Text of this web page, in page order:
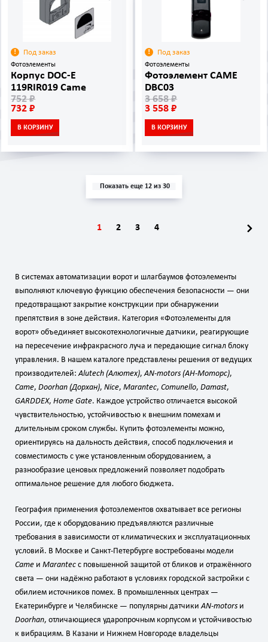
Под заказ
Фотоэлементы
Корпус DOC-E
119RIR019 Came
752 ₽
732 ₽
В КОРЗИНУ
Под заказ
Фотоэлементы
Фотоэлемент CAME
DBC03
3 658 ₽
3 558 ₽
В КОРЗИНУ
Показать еще 12 из 30
1 2 3 4
В системах автоматизации ворот и шлагбаумов фотоэлементы
выполняют ключевую функцию обеспечения безопасности — они
предотвращают закрытие конструкции при обнаружении
препятствия в зоне действия. Категория «Фотоэлементы для
ворот» объединяет высокотехнологичные датчики, реагирующие
на пересечение инфракрасного луча и передающие сигнал блоку
управления. В нашем каталоге представлены решения от ведущих
производителей:Alutech (Алютех),AN‑motors (АН‑Моторс),
Came, Doorhan (Дорхан), Nice, Marantec, Comunello, Damast,
GARDDEX, Home Gate. Каждое устройство отличается высокой
чувствительностью, устойчивостью к внешним помехам и
длительным сроком службы. Купить фотоэлементы можно,
ориентируясь на дальность действия, способ подключения и
совместимость с уже установленным оборудованием, а
разнообразие ценовых предложений позволяет подобрать
оптимальное решение для любого бюджета.
География применения фотоэлементов охватывает все регионы
России, где к оборудованию предъявляются различные
требования в зависимости от климатических и эксплуатационных
условий. В Москве и Санкт‑Петербурге востребованы модели
Came и Marantec с повышенной защитой от бликов и отражённого
света — они надёжно работают в условиях городской застройки с
обилием источников помех. В промышленных центрах —
Екатеринбурге и Челябинске — популярны датчикиAN‑motors и
Doorhan, отличающиеся ударопрочным корпусом и устойчивостью
к вибрациям. В Казани и Нижнем Новгороде владельцы